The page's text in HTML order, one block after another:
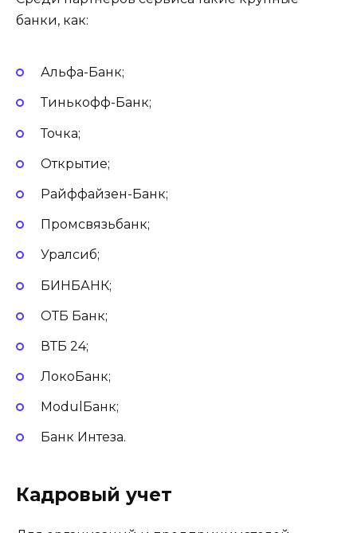
банки, как:
Альфа-Банк;
Тинькофф-Банк;
Точка;
Открытие;
Райффайзен-Банк;
Промсвязьбанк;
Уралсиб;
БИНБАНК;
ОТБ Банк;
ВТБ 24;
ЛокоБанк;
ModulБанк;
Банк Интеза.
Кадровый учет